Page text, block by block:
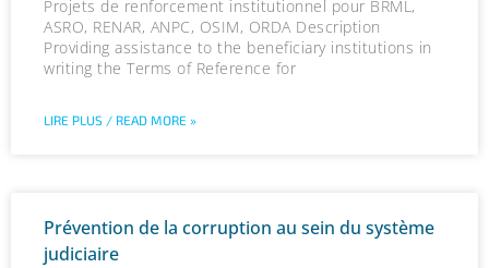
Projets de renforcement institutionnel pour BRML,
ASRO, RENAR, ANPC, OSIM, ORDA Description
Providing assistance to the beneficiary institutions in
writing the Terms of Reference for
LIRE PLUS / READ MORE »
Prévention de la corruption au sein du système
judiciaire